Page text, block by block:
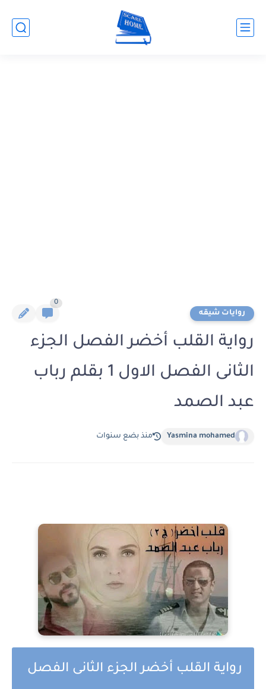
روايات شيقه
0
رواية القلب أخضر الفصل الجزء
الثانى الفصل الاول 1 بقلم رباب
عبد الصمد
Yasmina mohamed منذ بضع سنوات
رواية القلب أخضر الجزء الثانى الفصل